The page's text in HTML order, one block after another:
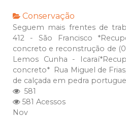
Conservação
Seguem mais frentes de
412 - São Francisco
concreto e reconstrução de
Lemos Cunha -
concreto* Rua Miguel de
de calçada em pedra
581
581 Acessos
Nov